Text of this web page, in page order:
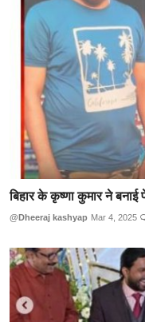
बिहार के कृष्णा कुमार ने
@Dheeraj kashyap Mar 4, 2025